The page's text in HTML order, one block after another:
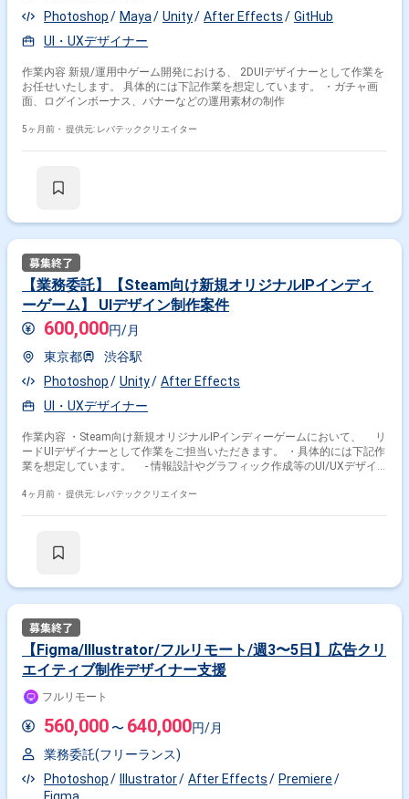
Photoshop
Maya Unity After Effects
GitHub
UI・UXデザイナー
作業内容 新規/運用中ゲーム開発における、 2DUIデザイナーとして作業を
お任せいたします。 具体的には下記作業を想定しています。 ・ガチャ画
面、ログインボーナス、バナーなどの運用素材の制作
5ヶ月前・ 提供元: レバテッククリエイター
【業務委託】【Steam向け新規オリジナルIPインディ
ーゲーム】 UIデザイン制作案件
600,000円/月
東京都
渋谷駅
Photoshop
Unity
After Effects
UI・UXデザイナー
作業内容 ・Steam向け新規オリジナルIPインディーゲームにおいて、 リ
ードUIデザイナーとして作業をご担当いただきます。 ・具体的には下記作
業を想定しています。 - 情報設計やグラフィック作成等のUI/UXデザイ
素材制作 - UIデザイナーとしてアニメーションや演出の提案
4ヶ月前・ 提供元: レバテッククリエイター
【Figma/Illustrator/フルリモート/週3〜5日】広告クリ
エイティブ制作デザイナー支援
フルリモート
560,000 〜 640,000円/月
業務委託(フリーランス)
Photoshop
Illustrator After Effects
Premiere